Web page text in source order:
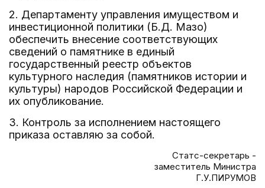
2. Департаменту управления имуществом и
инвестиционной политики (Б.Д. Мазо)
обеспечить внесение соответствующих
сведений о памятнике в единый
государственный реестр объектов
культурного наследия (памятников истории и
культуры) народов Российской Федерации и
их опубликование.
3. Контроль за исполнением настоящего
приказа оставляю за собой.
Статс-секретарь -
заместитель Министра
Г.У.ПИРУМОВ